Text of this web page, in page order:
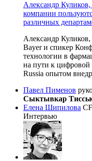
Александр
компании
различных
Александр
Bayer и спикер
технологии в
на пути к цифровой
Russia опытом
Павел Пименов
Сыктывкар
Елена Шипилова
Интервью